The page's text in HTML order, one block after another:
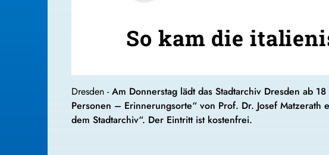
So kam die
Dresden -Am Donnerstag lädt das Stadtarchiv Dresden ab
Personen – Erinnerungsorte“ von Prof. Dr. Josef Matzerath
dem Stadtarchiv“. Der Eintritt ist kostenfrei.